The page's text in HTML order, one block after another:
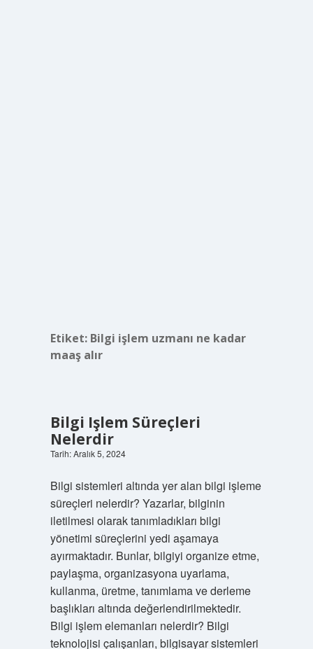
Etiket: Bilgi işlem uzmanı ne kadar
maaş alır
Bilgi Işlem Süreçleri
Nelerdir
Tarih: Aralık 5, 2024
Bilgi sistemleri altında yer alan bilgi işleme
süreçleri nelerdir? Yazarlar, bilginin
iletilmesi olarak tanımladıkları bilgi
yönetimi süreçlerini yedi aşamaya
ayırmaktadır. Bunlar, bilgiyi organize etme,
paylaşma, organizasyona uyarlama,
kullanma, üretme, tanımlama ve derleme
başlıkları altında değerlendirilmektedir.
Bilgi işlem elemanları nelerdir? Bilgi
teknolojisi çalışanları, bilgisayar sistemleri